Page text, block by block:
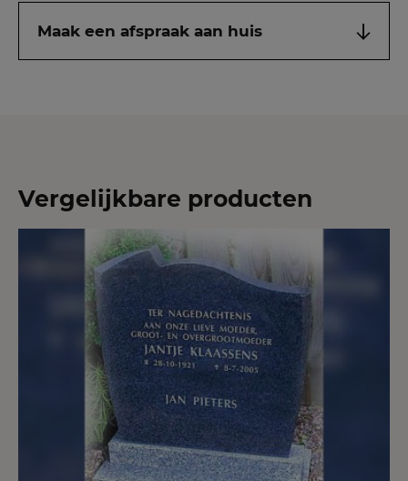
Maak een afspraak aan huis
Vergelijkbare producten